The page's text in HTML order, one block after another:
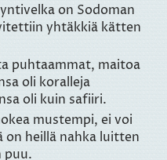
on Sodoman
yhtäkkiä kätten
puhtaammat, maitoa
oli koralleja
oli kuin safiiri.
mustempi, ei voi
on heillä nahka luitten
puu.